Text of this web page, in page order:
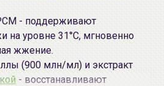
- поддерживают
на уровне 31°C, мгновенно
жжение.
(900 млн/мл) и экстракт
- восстанавливают